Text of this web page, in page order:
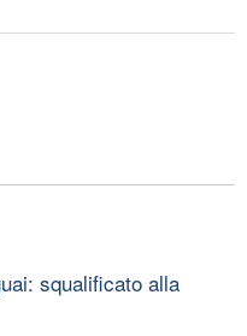
squalificato alla